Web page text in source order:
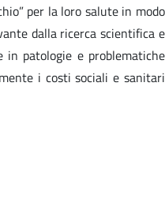
per la loro salute in modo
dalla ricerca scientifica e
patologie e problematiche
i costi sociali e sanitari